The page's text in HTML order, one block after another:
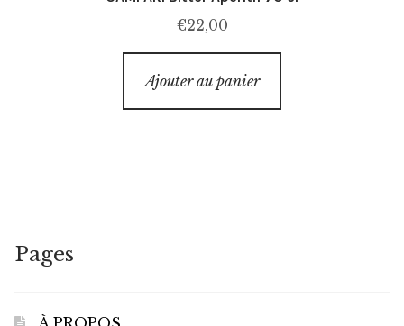
€22,00
Ajouter au panier
Pages